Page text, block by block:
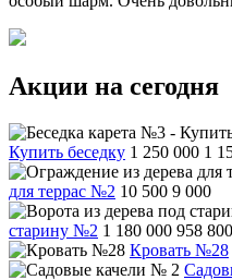
Акции на сегодня
Купить беседку 1 250 000 1
для террас №2 10 500 9 000
старину №2 1 180 000 958 800
Кровать №28